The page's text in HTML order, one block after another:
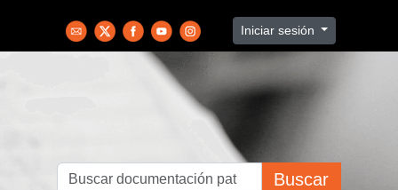
Iniciar sesión
Buscar